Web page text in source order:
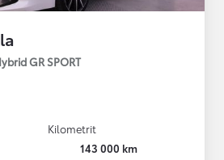
GR SPORT
Kilometrit
143 000 km